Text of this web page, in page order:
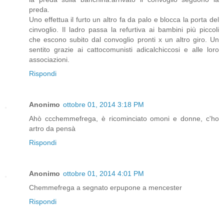
preda.
Uno effettua il furto un altro fa da palo e blocca la porta del
cinvoglio. Il ladro passa la refurtiva ai bambini più piccoli
che escono subito dal convoglio pronti x un altro giro. Un
sentito grazie ai cattocomunisti adicalchiccosi e alle loro
associazioni.
Rispondi
Anonimo ottobre 01, 2014 3:18 PM
Ahò ccchemmefrega, è ricominciato omoni e donne, c'ho
artro da pensà
Rispondi
Anonimo ottobre 01, 2014 4:01 PM
Chemmefrega a segnato erpupone a mencester
Rispondi